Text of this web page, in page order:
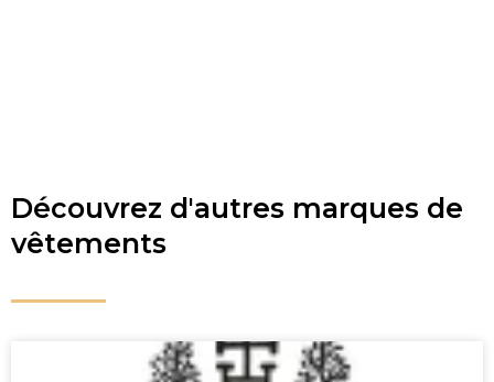
Découvrez d'autres marques de
vêtements